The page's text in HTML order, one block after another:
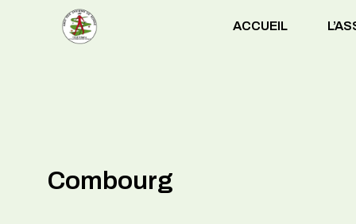
ACCUEIL
Combourg